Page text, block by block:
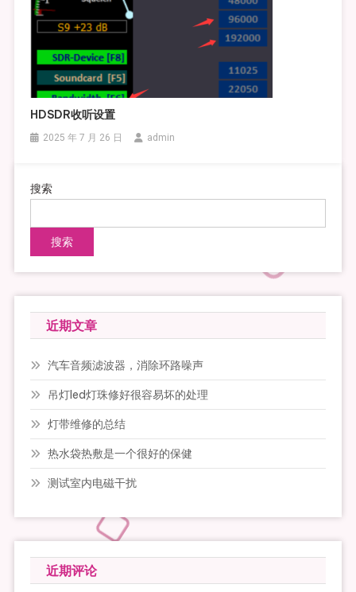
HDSDR收听设置
2025 年 7 月 26 日 admin
搜索
搜索
近期文章
汽车音频滤波器，消除环路噪声
吊灯led灯珠修好很容易坏的处理
灯带维修的总结
热水袋热敷是一个很好的保健
测试室内电磁干扰
近期评论